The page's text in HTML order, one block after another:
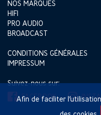
Afin de faciliter
NOS MARQUES
HIFI
PRO AUDIO
BROADCAST
CONDITIONS GÉNÉRALES
IMPRESSUM
Suivez-nous sur:
FACEBOOK